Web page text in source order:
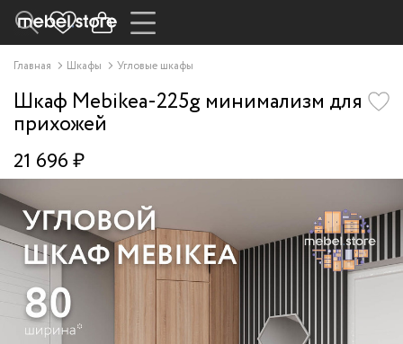
Главная Шкафы Угловые шкафы
Шкаф Mebikea-225g минимализм для
прихожей
21 696 ₽